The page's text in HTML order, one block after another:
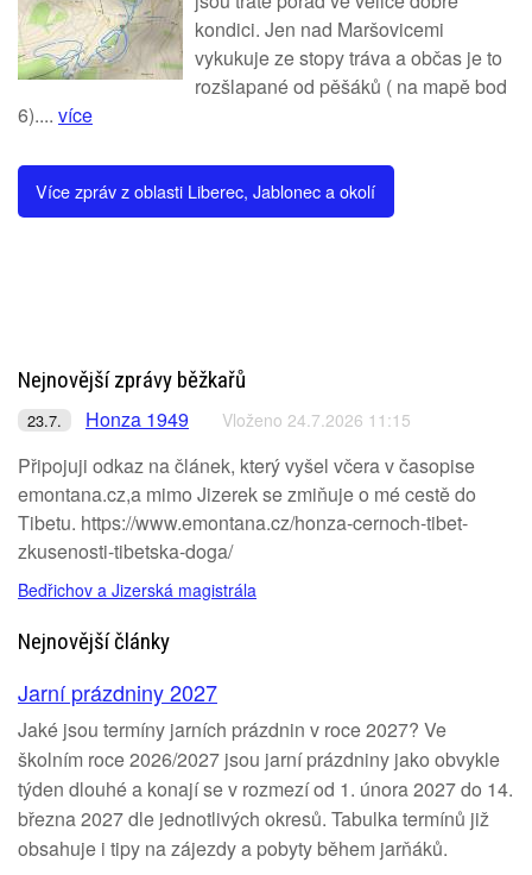
kondici. Jen nad Maršovicemi
vykukuje ze stopy tráva a občas je to
rozšlapané od pěšáků ( na mapě bod
6).... více
Více zpráv z oblasti Liberec, Jablonec a okolí
Nejnovější zprávy běžkařů
23.7. Honza 1949 Vloženo 24.7.2026 11:15
Připojuji odkaz na článek, který vyšel včera v časopise
emontana.cz,a mimo Jizerek se zmiňuje o mé cestě do
Tibetu. https://www.emontana.cz/honza-cernoch-tibet-
zkusenosti-tibetska-doga/
Bedřichov a Jizerská magistrála
Nejnovější články
Jarní prázdniny 2027
Jaké jsou termíny jarních prázdnin v roce 2027? Ve
školním roce 2026/2027 jsou jarní prázdniny jako obvykle
týden dlouhé a konají se v rozmezí od 1. února 2027 do 14.
března 2027 dle jednotlivých okresů. Tabulka termínů již
obsahuje i tipy na zájezdy a pobyty během jarňáků.